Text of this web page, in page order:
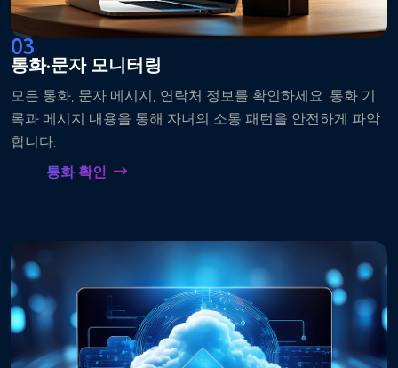
03
통화·문자 모니터링
모든 통화, 문자 메시지, 연락처 정보를 확인하세요. 통화 기
록과 메시지 내용을 통해 자녀의 소통 패턴을 안전하게 파악
합니다.
통화 확인